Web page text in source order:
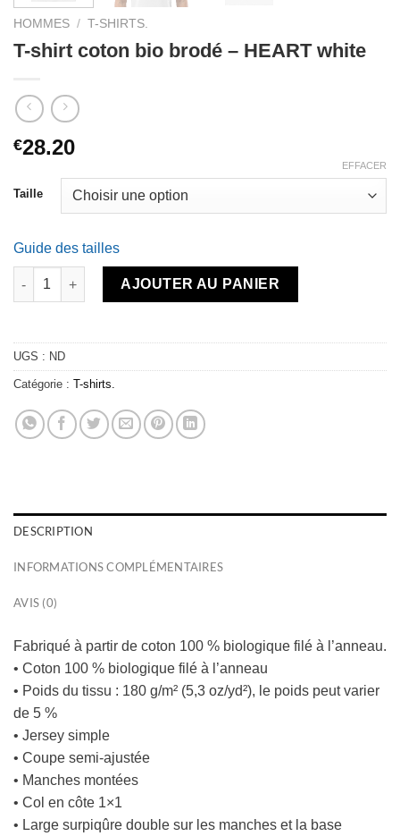
HOMMES / T-SHIRTS.
T-shirt coton bio brodé – HEART white
€28.20
Taille
EFFACER
Guide des tailles
quantité de T-shirt coton bio brodé - HEART white
AJOUTER AU PANIER
UGS : ND
Catégorie : T-shirts.
DESCRIPTION
INFORMATIONS COMPLÉMENTAIRES
AVIS (0)
Fabriqué à partir de coton 100 % biologique filé à l’anneau.
• Coton 100 % biologique filé à l’anneau
• Poids du tissu : 180 g/m² (5,3 oz/yd²), le poids peut varier
de 5 %
• Jersey simple
• Coupe semi-ajustée
• Manches montées
• Col en côte 1×1
• Large surpiqûre double sur les manches et la base